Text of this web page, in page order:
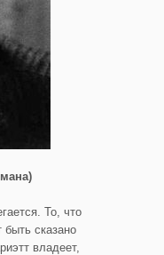
То, что
сказано
владеет,